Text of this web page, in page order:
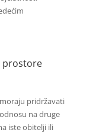
prostore
pridržavati
na druge
iste obitelji ili